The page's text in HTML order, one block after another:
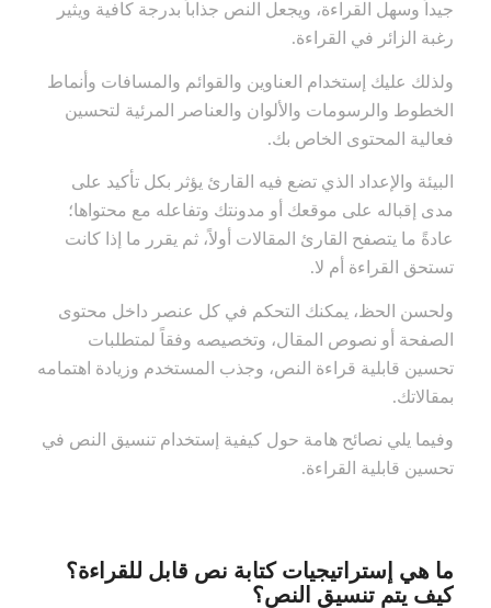
جيداً وسهل القراءة، ويجعل النص جذاباً بدرجة كافية ويثير
رغبة الزائر في القراءة.
ولذلك عليك إستخدام العناوين والقوائم والمسافات وأنماط
الخطوط والرسومات والألوان والعناصر المرئية لتحسين
فعالية المحتوى الخاص بك.
البيئة والإعداد الذي تضع فيه القارئ يؤثر بكل تأكيد على
مدى إقباله على موقعك أو مدونتك وتفاعله مع محتواها؛
عادةً ما يتصفح القارئ المقالات أولاً، ثم يقرر ما إذا كانت
تستحق القراءة أم لا.
ولحسن الحظ، يمكنك التحكم في كل عنصر داخل محتوى
الصفحة أو نصوص المقال، وتخصيصه وفقاً لمتطلبات
تحسين قابلية قراءة النص، وجذب المستخدم وزيادة اهتمامه
بمقالاتك.
وفيما يلي نصائح هامة حول كيفية إستخدام تنسيق النص في
تحسين قابلية القراءة.
ما هي إستراتيجيات كتابة نص قابل للقراءة؟
كيف يتم تنسيق النص؟